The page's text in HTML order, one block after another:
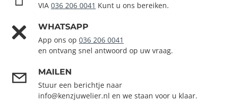
VIA 036 206 0041 Kunt u ons bereiken.
WHATSAPP
App ons op 036 206 0041
en ontvang snel antwoord op uw vraag.
MAILEN
Stuur een berichtje naar
info@kenzjuwelier.nl en we staan voor u klaar.